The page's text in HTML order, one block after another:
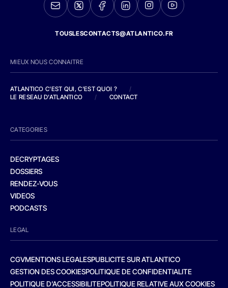
TOUSLESCONTACTS@ATLANTICO.FR
MIEUX NOUS CONNAITRE
ATLANTICO C'EST QUI, C'EST QUOI ?
/
LE RESEAU D'ATLANTICO
/ CONTACT
CATEGORIES
DECRYPTAGES
DOSSIERS
RENDEZ-VOUS
VIDEOS
PODCASTS
LEGAL
CGVMENTIONS LEGALESPUBLICITE SUR ATLANTICO
GESTION DES COOKIESPOLITIQUE DE CONFIDENTIALITE
POLITIQUE D’ACCESSIBILITEPOLITIQUE RELATIVE AUX COOKIES